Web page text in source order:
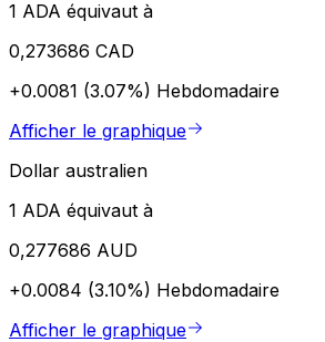
1 ADA équivaut à
0,273686 CAD
+0.0081 (3.07%) Hebdomadaire
Afficher le graphique
Dollar australien
1 ADA équivaut à
0,277686 AUD
+0.0084 (3.10%) Hebdomadaire
Afficher le graphique